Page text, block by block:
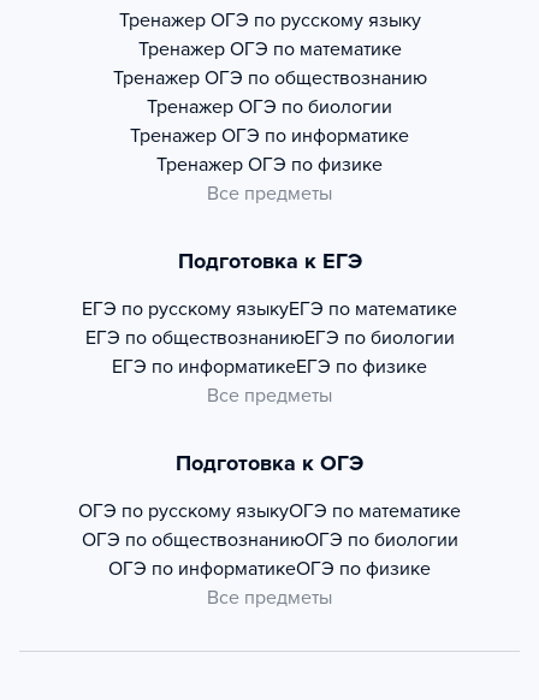
Тренажер ОГЭ по русскому языку
Тренажер ОГЭ по математике
Тренажер ОГЭ по обществознанию
Тренажер ОГЭ по биологии
Тренажер ОГЭ по информатике
Тренажер ОГЭ по физике
Все предметы
Подготовка к ЕГЭ
ЕГЭ по русскому языкуЕГЭ по математике
ЕГЭ по обществознаниюЕГЭ по биологии
ЕГЭ по информатикеЕГЭ по физике
Все предметы
Подготовка к ОГЭ
ОГЭ по русскому языкуОГЭ по математике
ОГЭ по обществознаниюОГЭ по биологии
ОГЭ по информатикеОГЭ по физике
Все предметы